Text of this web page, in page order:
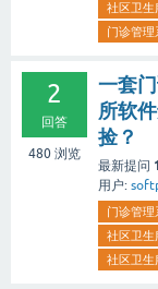
社区卫生
门诊管理
2
回答
480 浏览
一套
所软
捡？
最新提问
用户:
门诊管理
社区卫生
社区卫生